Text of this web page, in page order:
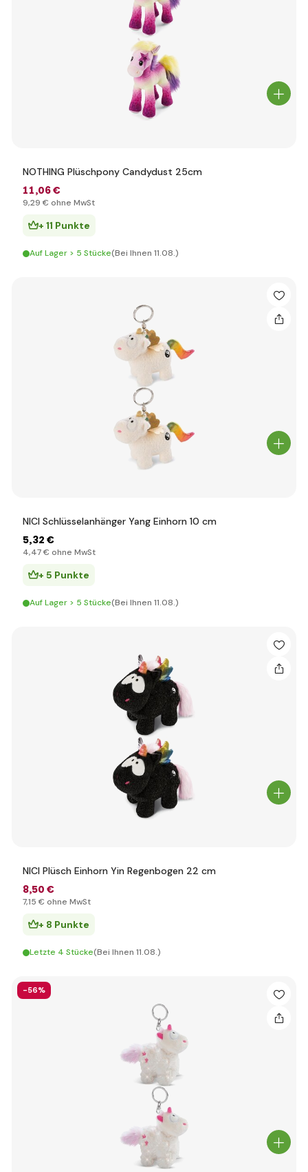
NOTHING Plüschpony Candydust 25cm
11,06 €
9,29 € ohne MwSt
+ 11 Punkte
Auf Lager > 5 Stücke(Bei Ihnen 11.08.)
NICI Schlüsselanhänger Yang Einhorn 10 cm
5,32 €
4,47 € ohne MwSt
+ 5 Punkte
Auf Lager > 5 Stücke(Bei Ihnen 11.08.)
NICI Plüsch Einhorn Yin Regenbogen 22 cm
8,50 €
7,15 € ohne MwSt
+ 8 Punkte
Letzte 4 Stücke(Bei Ihnen 11.08.)
-56%